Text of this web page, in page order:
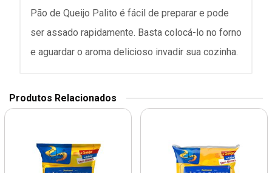
Pão de Queijo Palito é fácil de preparar e pode
ser assado rapidamente. Basta colocá-lo no forno
e aguardar o aroma delicioso invadir sua cozinha.
Produtos Relacionados